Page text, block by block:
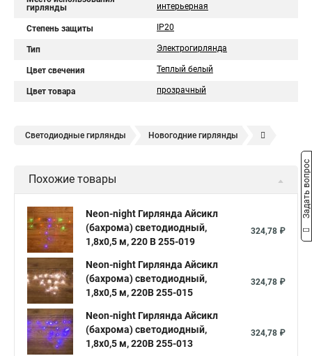
гирлянды
интерьерная
Степень защиты IP20
Тип Электрогирлянда
Цвет свечения Теплый белый
Цвет товара прозрачный
Светодиодные гирлянды Новогодние гирлянды
Электрическая гирлянда
Похожие товары
Neon-night Гирлянда Айсикл
(бахрома) светодиодный,
1,8х0,5 м, 220 В 255-019
324,78 ₽
Neon-night Гирлянда Айсикл
(бахрома) светодиодный,
1,8х0,5 м, 220В 255-015
324,78 ₽
Neon-night Гирлянда Айсикл
(бахрома) светодиодный,
1,8х0,5 м, 220В 255-013
324,78 ₽
Задать вопрос